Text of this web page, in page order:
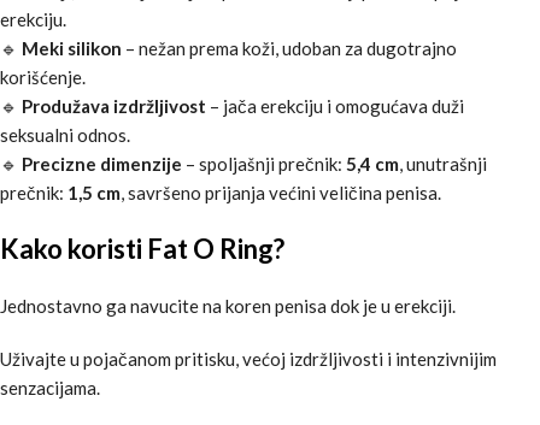
erekciju.
🔹 Meki silikon – nežan prema koži, udoban za dugotrajno
korišćenje.
🔹 Produžava izdržljivost – jača erekciju i omogućava duži
seksualni odnos.
🔹 Precizne dimenzije – spoljašnji prečnik: 5,4 cm, unutrašnji
prečnik: 1,5 cm, savršeno prijanja većini veličina penisa.
Kako koristi Fat O Ring?
Jednostavno ga navucite na koren penisa dok je u erekciji.
Uživajte u pojačanom pritisku, većoj izdržljivosti i intenzivnijim
senzacijama.